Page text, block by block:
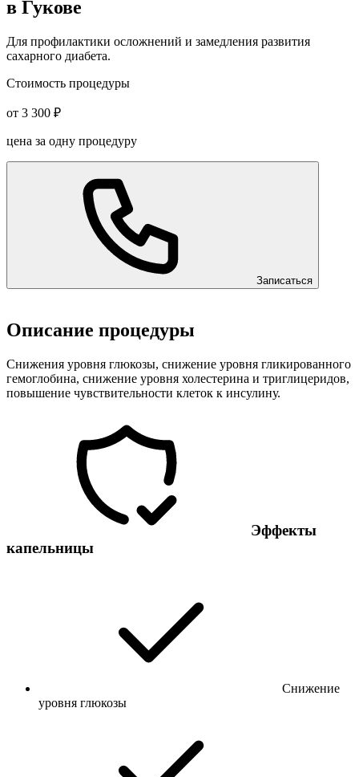
в Гукове
Для профилактики осложнений и замедления развития
сахарного диабета.
Стоимость процедуры
от 3 300 ₽
цена за одну процедуру
Записаться
Описание процедуры
Снижения уровня глюкозы, снижение уровня гликированного
гемоглобина, снижение уровня холестерина и триглицеридов,
повышение чувствительности клеток к инсулину.
Эффекты
капельницы
Снижение
уровня глюкозы